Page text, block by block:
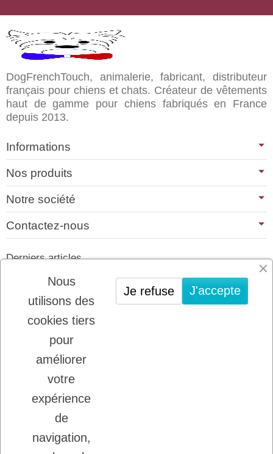
DogFrenchTouch, animalerie, fabricant, distributeur
français pour chiens et chats. Créateur de vêtements
haut de gamme pour chiens fabriqués en France
depuis 2013.
Informations
Nos produits
Notre société
Contactez-nous
Derniers articles
01/07/2026
PLATINUM : LE MEILLEUR DE LA
VIANDE POUR CHIENS ET CHATS
22/08/2025
LADYBEL : DES SOINS FRANCAIS DE
GRANDE QUALITE
Inscription à la newsletter
Vous pouvez vous désinscrire à tout moment.
Nous
utilisons des
cookies tiers
pour
améliorer
votre
expérience
de
navigation,
J'accepte
Je refuse